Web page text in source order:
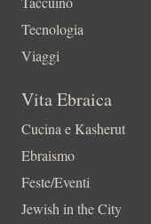
Tecnologia
Viaggi
Vita Ebraica
Cucina e Kasherut
Ebraismo
Feste/Eventi
Jewish in the City